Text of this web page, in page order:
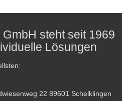
steht seit 1969
Lösungen
22 89601 Schelklingen